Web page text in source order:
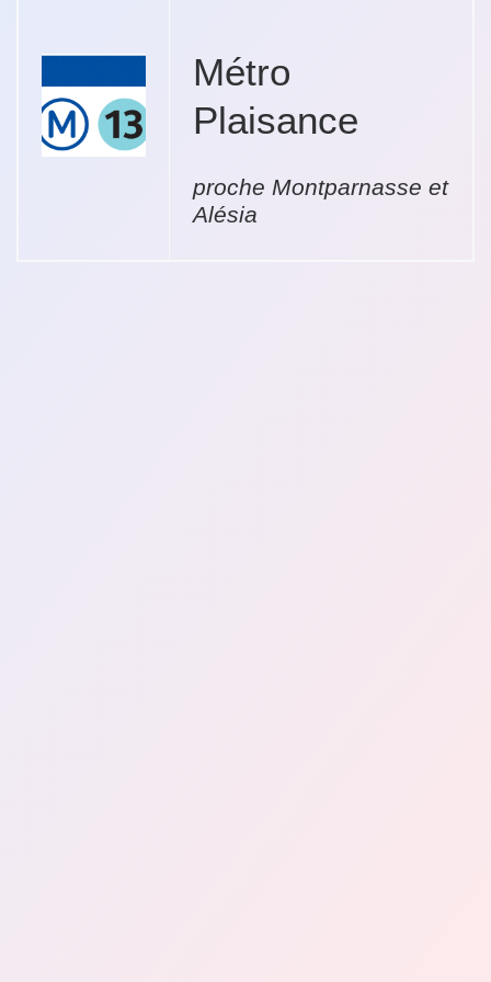
Métro
Plaisance
proche Montparnasse et
Alésia